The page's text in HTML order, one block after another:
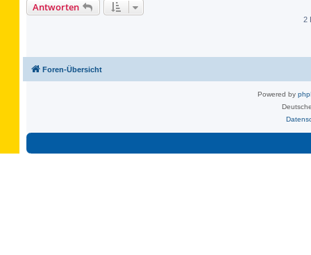
Antworten
2
Foren-Übersicht
Powered by